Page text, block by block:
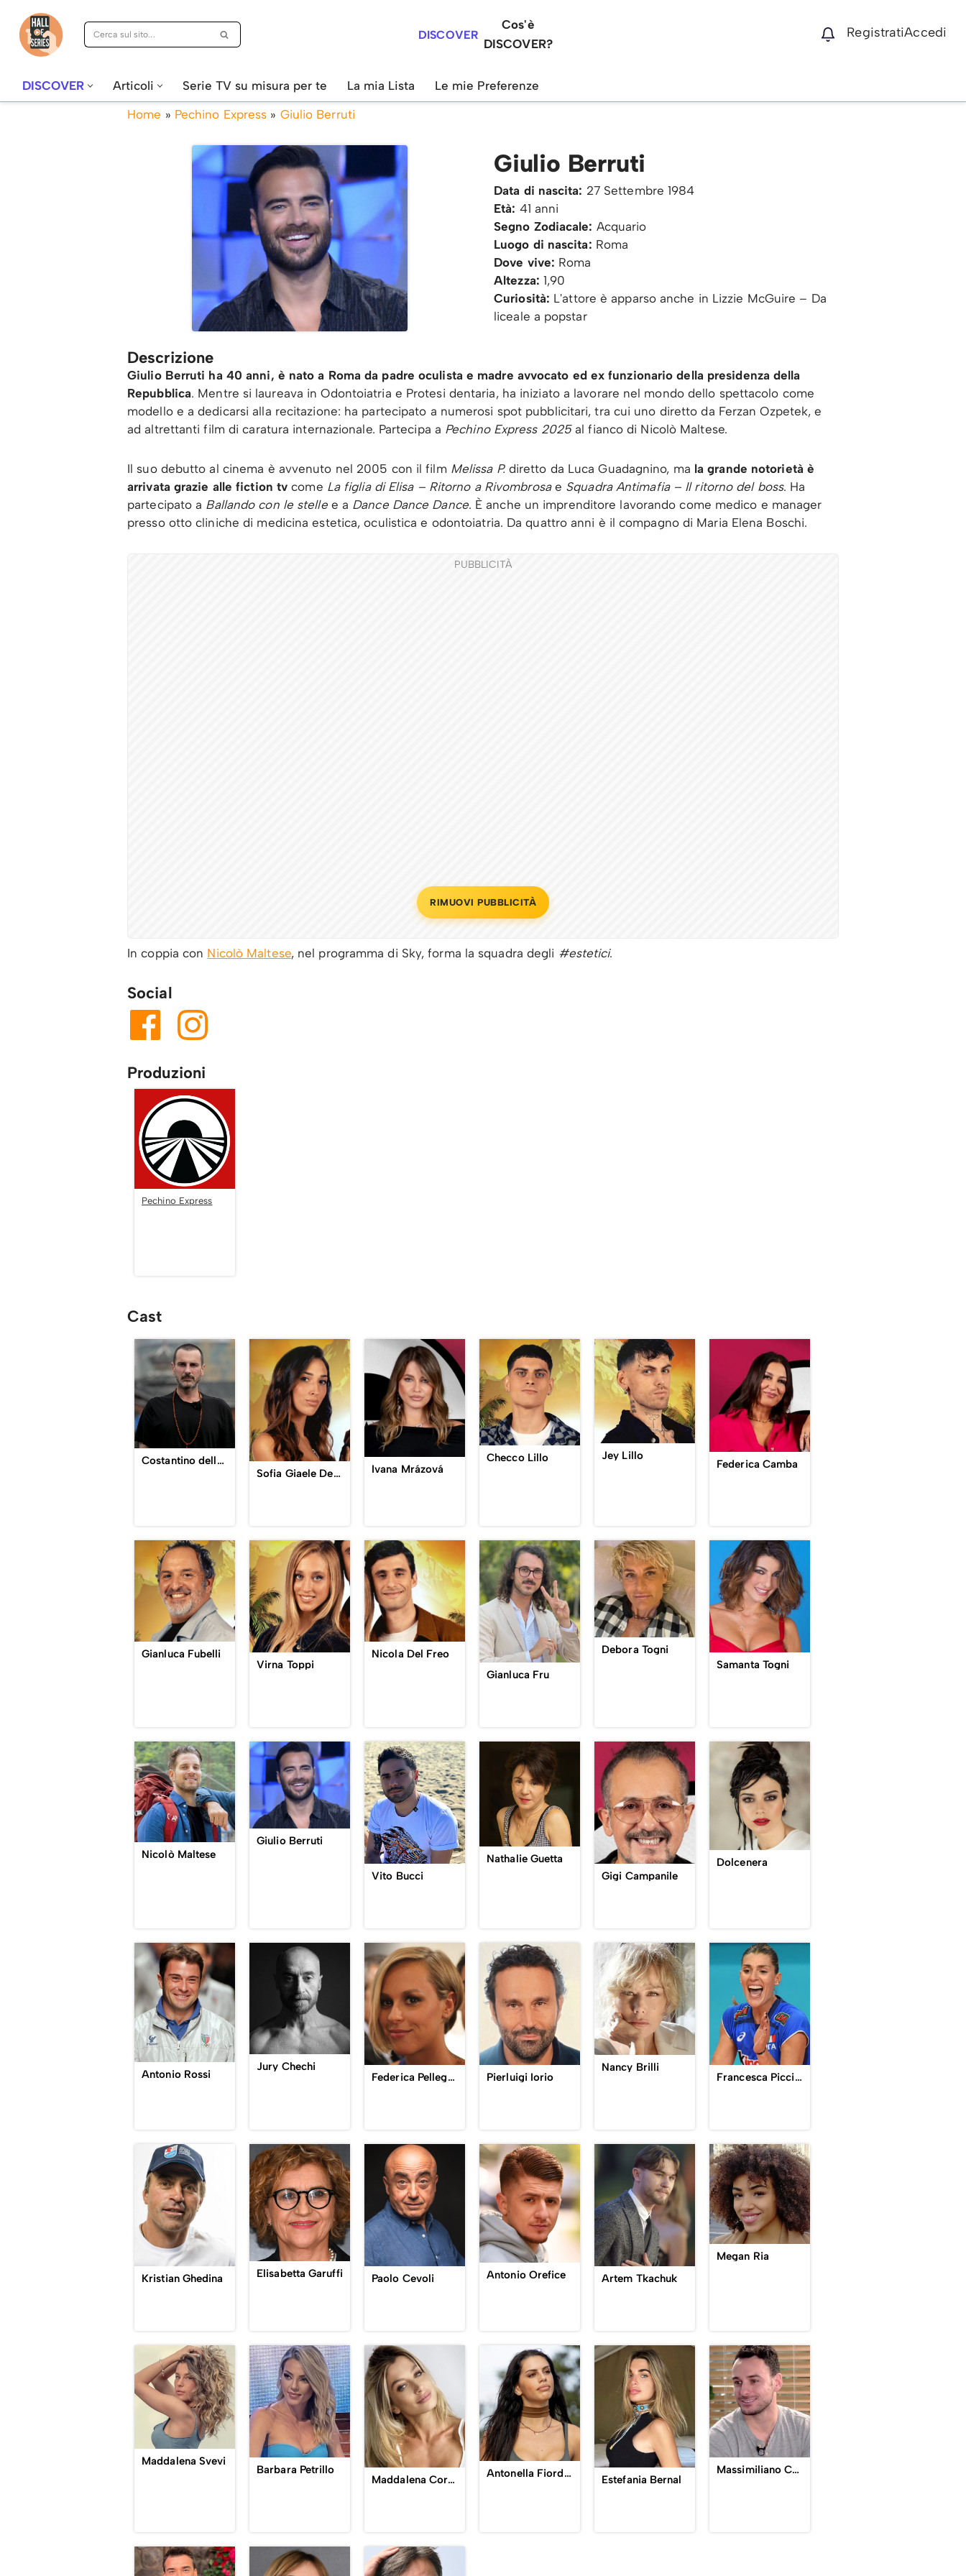
Vai
DISCOVER
Cos'è
DISCOVER?
RegistratiAccedi
DISCOVER Articoli Serie TV su misura per te La mia Lista
Le mie Preferenze
Home » Pechino Express » Giulio Berruti
Giulio Berruti
Data di nascita: 27 Settembre 1984
Età: 41 anni
Segno Zodiacale: Acquario
Luogo di nascita: Roma
Dove vive: Roma
Altezza: 1,90
Curiosità: L'attore è apparso anche in Lizzie McGuire – Da
liceale a popstar
Descrizione
Giulio Berruti ha 40 anni, è nato a Roma da padre oculista e madre avvocato ed ex funzionario della presidenza della
Repubblica. Mentre si laureava in Odontoiatria e Protesi dentaria, ha iniziato a lavorare nel mondo dello spettacolo come
modello e a dedicarsi alla recitazione: ha partecipato a numerosi spot pubblicitari, tra cui uno diretto da Ferzan Ozpetek, e
ad altrettanti film di caratura internazionale. Partecipa a Pechino Express 2025al fianco di Nicolò Maltese.
Il suo debutto al cinema è avvenuto nel 2005 con il film Melissa P.diretto da Luca Guadagnino, ma la grande notorietà è
arrivata grazie alle fiction tv come La figlia di Elisa – Ritorno a Rivombrosae Squadra Antimafia – Il ritorno del boss. Ha
partecipato a Ballando con le stellee a Dance Dance Dance. È anche un imprenditore lavorando come medico e manager
presso otto cliniche di medicina estetica, oculistica e odontoiatria. Da quattro anni è il compagno di Maria Elena Boschi.
PUBBLICITÀ
RIMUOVI PUBBLICITÀ
In coppia con Nicolò Maltese, nel programma di Sky, forma la squadra degli #estetici.
Social
Produzioni
Pechino Express
Cast
Costantino della Gherardesca
Sofia Giaele De Donà
Ivana Mrázová
Checco Lillo Jey Lillo
Federica Camba
Gianluca Fubelli
Virna Toppi
Nicola Del Freo
Gianluca Fru
Debora Togni
Samanta Togni
Nicolò Maltese
Giulio Berruti
Vito Bucci
Nathalie Guetta
Gigi Campanile
Dolcenera
Antonio Rossi
Jury Chechi
Federica Pellegrini
Pierluigi Iorio
Nancy Brilli
Francesca Piccinini
Kristian Ghedina Elisabetta Garuffi Paolo Cevoli Antonio Orefice Artem Tkachuk
Megan Ria
Maddalena Svevi
Barbara Petrillo
Maddalena Corvaglia
Antonella Fiordelisi
Estefania Bernal
Massimiliano Carrara